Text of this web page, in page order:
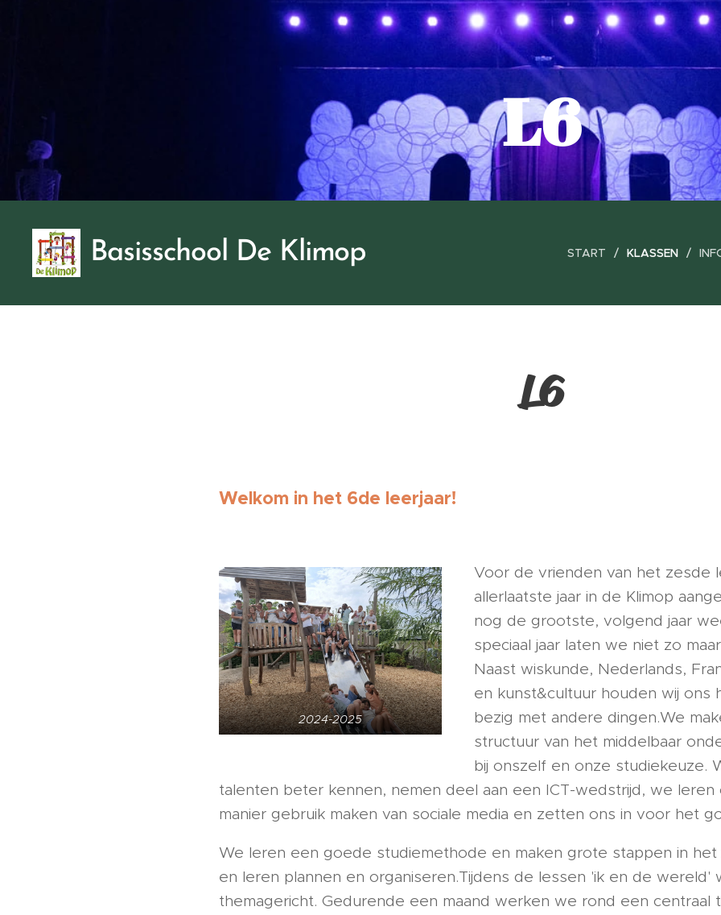
Basisschool De Klimop START KLASSEN
L6
L6
Welkom in het 6de leerjaar!
2024-2025
Voor de vrienden van het zesde
allerlaatste jaar in de Klimop
nog de grootste, volgend jaar
speciaal jaar laten we niet zo
Naast wiskunde, Nederlands,
en kunst&cultuur houden wij ons
bezig met andere dingen.We
structuur van het middelbaar
bij onszelf en onze studiekeuze.
talenten beter kennen, nemen deel aan een ICT-wedstrijd, we
manier gebruik maken van sociale media en zetten ons in voor het
We leren een goede studiemethode en maken grote stappen in
en leren plannen en organiseren.Tijdens de lessen 'ik en de wereld'
themagericht. Gedurende een maand werken we rond een centraal